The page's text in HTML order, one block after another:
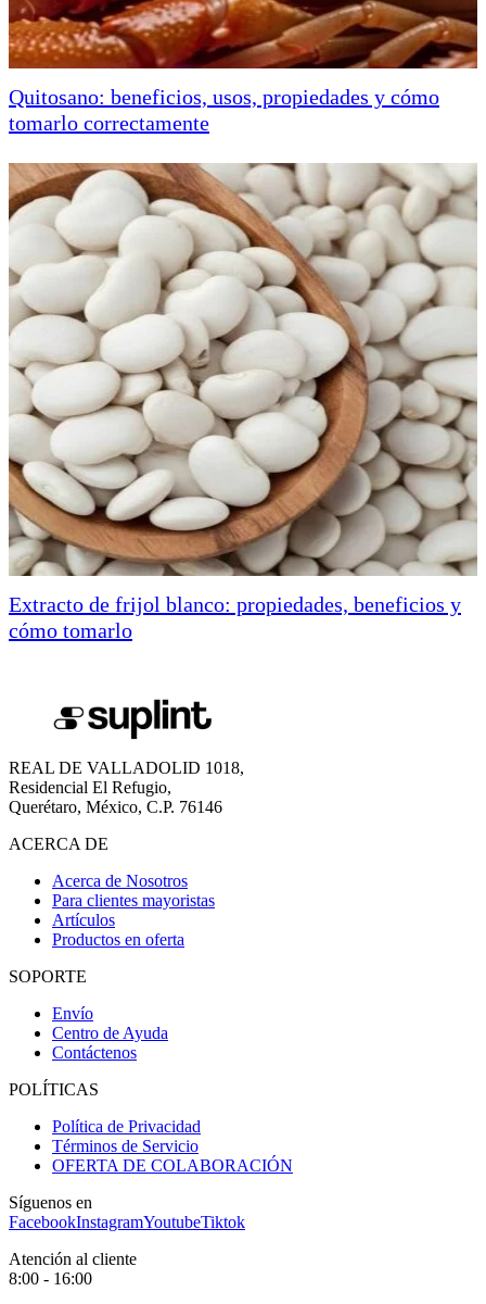
Quitosano: beneficios, usos, propiedades y cómo
tomarlo correctamente
Extracto de frijol blanco: propiedades, beneficios y
cómo tomarlo
REAL DE VALLADOLID 1018,
Residencial El Refugio,
Querétaro, México, C.P. 76146
ACERCA DE
Acerca de Nosotros
Para clientes mayoristas
Artículos
Productos en oferta
SOPORTE
Envío
Centro de Ayuda
Contáctenos
POLÍTICAS
Política de Privacidad
Términos de Servicio
OFERTA DE COLABORACIÓN
Síguenos en
FacebookInstagramYoutubeTiktok
Atención al cliente
8:00 - 16:00